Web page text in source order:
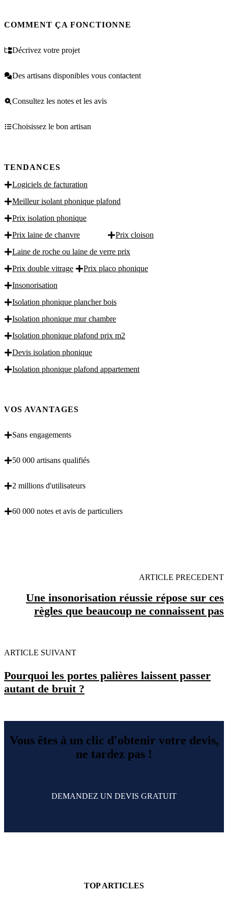
COMMENT ÇA FONCTIONNE
Décrivez votre projet
Des artisans disponibles vous contactent
Consultez les notes et les avis
Choisissez le bon artisan
TENDANCES
Logiciels de facturation
Meilleur isolant phonique plafond
Prix isolation phonique
Prix laine de chanvre
Prix cloison
Laine de roche ou laine de verre prix
Prix double vitrage
Prix placo phonique
Insonorisation
Isolation phonique plancher bois
Isolation phonique mur chambre
Isolation phonique plafond prix m2
Devis isolation phonique
Isolation phonique plafond appartement
VOS AVANTAGES
Sans engagements
50 000 artisans qualifiés
2 millions d'utilisateurs
60 000 notes et avis de particuliers
ARTICLE PRECEDENT
Une insonorisation réussie répose sur ces
règles que beaucoup ne connaissent pas
ARTICLE SUIVANT
Pourquoi les portes palières laissent passer
autant de bruit ?
Vous êtes à un clic d'obtenir votre devis,
ne tardez pas !
DEMANDEZ UN DEVIS GRATUIT
TOP ARTICLES